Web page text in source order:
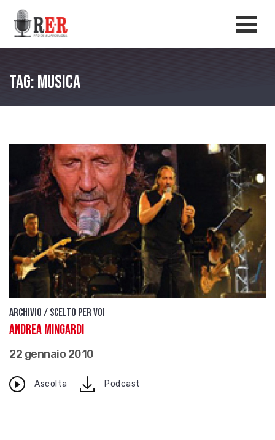
Salta al contenuto principale
Tag: musica
Archivio / Scelto per voi
Andrea Mingardi
22 gennaio 2010
Ascolta downloadPodcast